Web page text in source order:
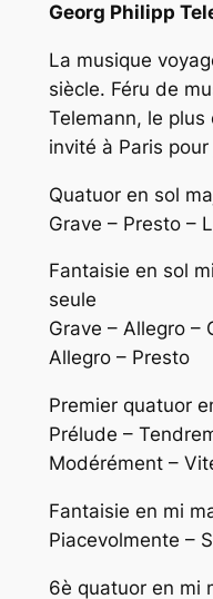
Georg Philipp
La musique
siècle. Féru de
Telemann, le
invité à Paris
Quatuor en sol
Grave – Presto –
Fantaisie en sol
seule
Grave – Allegro –
Allegro – Presto
Premier quatuor
Prélude –
Modérément –
Fantaisie en mi
Piacevolmente –
6è quatuor en mi